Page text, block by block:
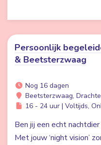
Persoonlijk
& Beetsterzwaag
Nog 16 dagen
Beetsterzwaag,
16 - 24 uur | Voltijds,
Ben jij een echt
Met jouw ‘night vision’